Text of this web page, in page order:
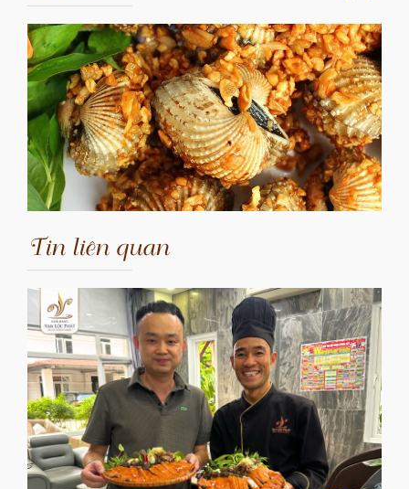
Tin liên quan